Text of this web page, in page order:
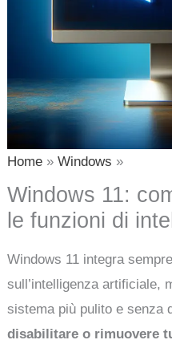
Home Windows
Windows 11:
le funzioni di
Windows 11 integra
sull’intelligenza artificiale,
sistema più pulito e senza
disabilitare o rimuovere